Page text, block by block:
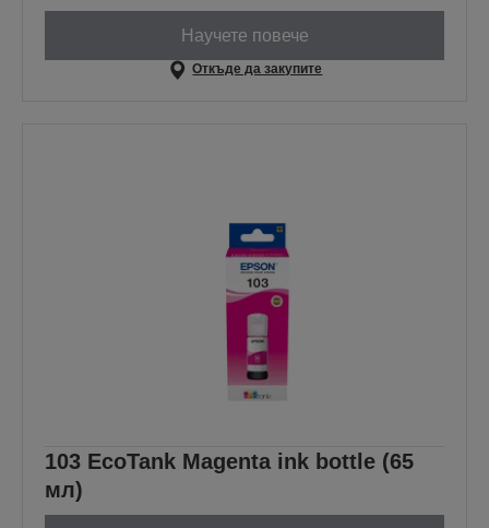
Научете повече
Откъде да закупите
103 EcoTank Magenta ink bottle (65
мл)